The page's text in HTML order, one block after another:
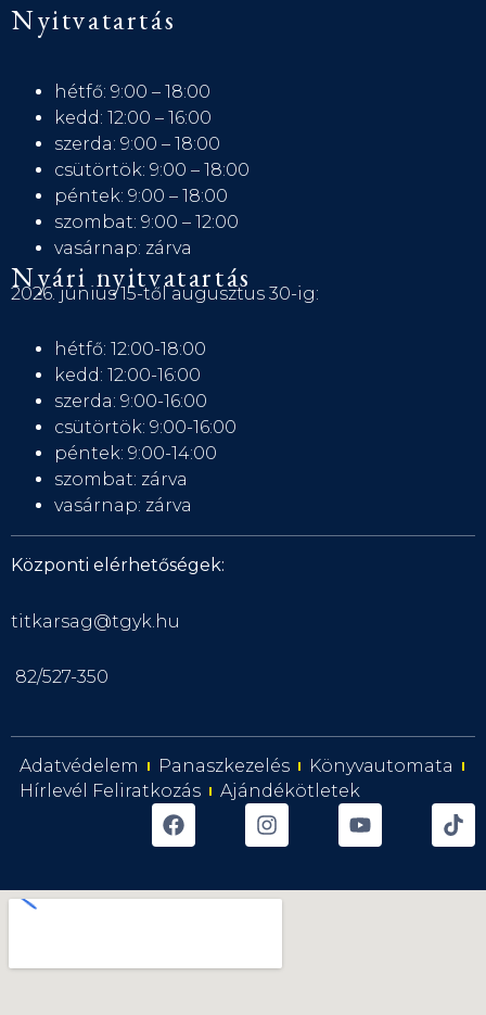
Nyitvatartás
hétfő: 9:00 – 18:00
kedd: 12:00 – 16:00
szerda: 9:00 – 18:00
csütörtök: 9:00 – 18:00
péntek: 9:00 – 18:00
szombat: 9:00 – 12:00
vasárnap: zárva
Nyári nyitvatartás
2026. június 15-től augusztus 30-ig:
hétfő: 12:00-18:00
kedd: 12:00-16:00
szerda: 9:00-16:00
csütörtök: 9:00-16:00
péntek: 9:00-14:00
szombat: zárva
vasárnap: zárva
Központi elérhetőségek:
titkarsag@tgyk.hu
82/527-350
Adatvédelem Panaszkezelés
Könyvautomata
Hírlevél Feliratkozás
Ajándékötletek